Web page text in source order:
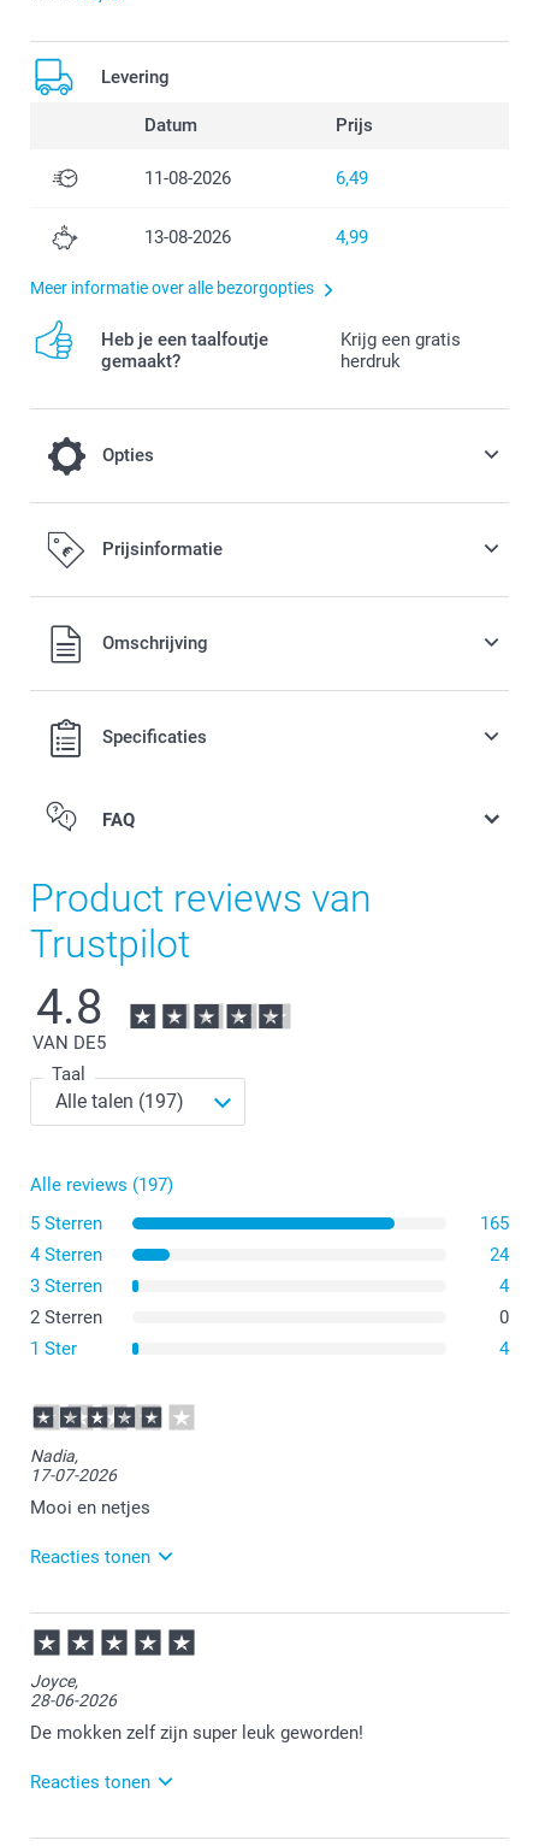
Levering
Datum Prijs
11-08-2026 6,49
13-08-2026 4,99
Meer informatie over alle bezorgopties
Heb je een taalfoutje
gemaakt?
Krijg een gratis
herdruk
Opties
Tover je mok om in een magische
kerstmok
3,00 / stuk
Prijsinformatie
Alle prijzen zijn in EURO (€) inclusief BTW en exclusief
verzendkosten.Omschrijving
Specificaties
FAQ
Product reviews van
Trustpilot
4.8
VAN DE5
Taal
Alle reviews (197)
5 Sterren
165
4 Sterren
24
3 Sterren
4
2 Sterren
0
1 Ster
4
Nadia,
17-07-2026
Mooi en netjes
Reacties tonen
17-07-2026
15:55
Bedankt voor je review. Heel fijn dat je blij bent met
Joyce,
28-06-2026
De mokken zelf zijn super leuk geworden!
Reacties tonen
29-06-2026